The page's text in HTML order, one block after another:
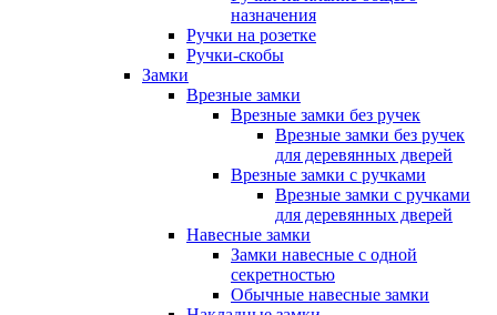
назначения
Ручки на розетке
Ручки-скобы
Замки
Врезные замки
Врезные замки без ручек
Врезные замки без ручек
для деревянных дверей
Врезные замки с ручками
Врезные замки с ручками
для деревянных дверей
Навесные замки
Замки навесные с одной
секретностью
Обычные навесные замки